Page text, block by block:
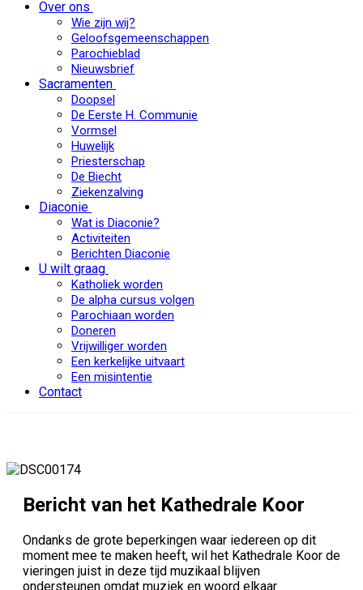
Over ons
Wie zijn wij?
Geloofsgemeenschappen
Parochieblad
Nieuwsbrief
Sacramenten
Doopsel
De Eerste H. Communie
Vormsel
Huwelijk
Priesterschap
De Biecht
Ziekenzalving
Diaconie
Wat is Diaconie?
Activiteiten
Berichten Diaconie
U wilt graag
Katholiek worden
De alpha cursus volgen
Parochiaan worden
Doneren
Vrijwilliger worden
Een kerkelijke uitvaart
Een misintentie
Contact
Bericht van het Kathedrale Koor
Ondanks de grote beperkingen waar iedereen op dit
moment mee te maken heeft, wil het Kathedrale Koor de
vieringen juist in deze tijd muzikaal blijven
ondersteunen omdat muziek en woord elkaar